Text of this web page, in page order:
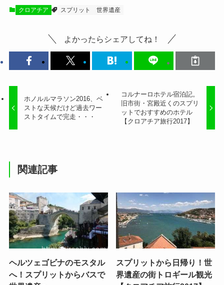
クロアチア スプリット 世界遺産
よかったらシェアしてね！
ホノルルマラソン2016、ベ
ストな天候だけど過去ワー
ストタイムで完走・・・
コルナーロホテル宿泊記。
旧市街・宮殿近くのスプリ
ットでおすすめのホテル
【クロアチア旅行2017】
関連記事
ヘルツェゴビナのモスタル
へ！スプリットからバスで
スプリットから日帰り！世
界遺産の街トロギール観光